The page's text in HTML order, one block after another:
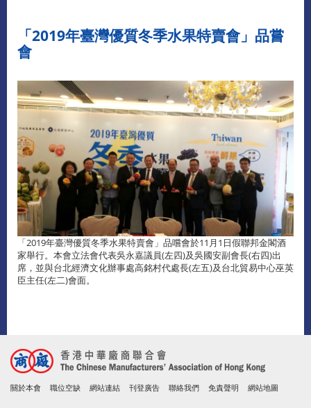
「2019年臺灣優質冬季水果特賣會」品嘗
會
「2019年臺灣優質冬季水果特賣會」品嚐會於11月1日假聯邦金閣酒
家舉行。本會立法會代表吳永嘉議員(左四)及吳國安副會長(右四)出
席，並與台北經濟文化辦事處高銘村代處長(左五)及台北貿易中心巫英
臣主任(左二)會面。
關於本會 職位空缺 網站連結 刊登廣告 聯絡我們 免責聲明 網站地圖